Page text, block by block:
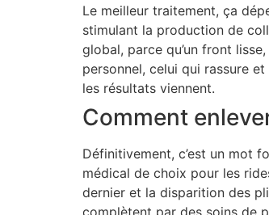
Le meilleur traitement, ça
stimulant la production de
global, parce qu’un front
personnel, celui qui rassure
les résultats viennent.
Comment
Définitivement, c’est un mot
médical de choix pour les
dernier et la disparition des